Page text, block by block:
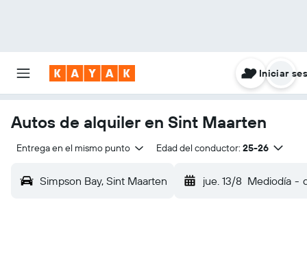
Iniciar
Autos de alquiler en Sint Maarten
Entrega en el mismo punto Edad del conductor: 25-26
Simpson Bay, Sint Maarten jue. 13/8 Mediodía -